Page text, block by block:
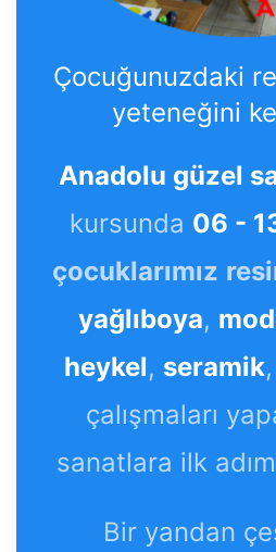
Çocuğunuzdaki
yeteneğini
Anadolu güzel
kursunda 06 -
çocuklarımız
yağlıboya,
heykel, seramik,
çalışmaları
sanatlara ilk
Bir yandan